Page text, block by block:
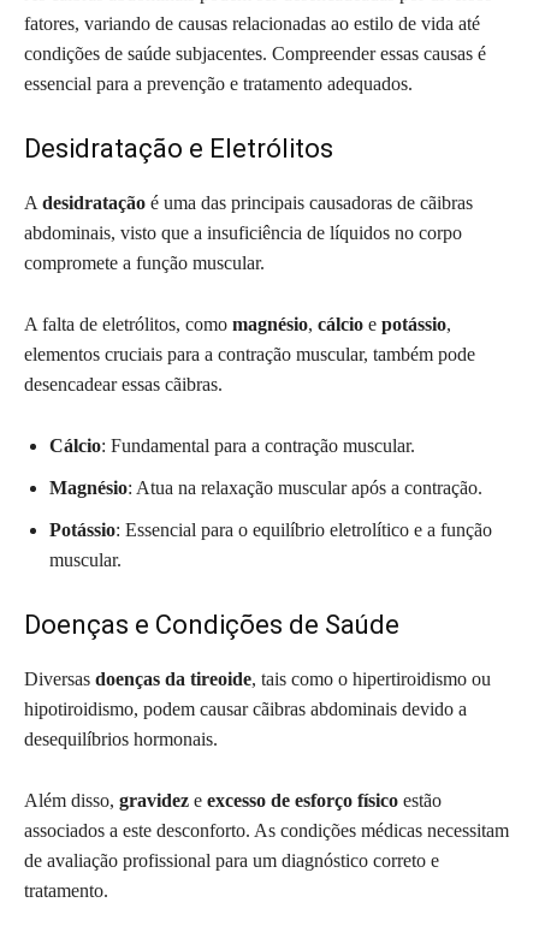
fatores, variando de causas relacionadas ao estilo de vida até
condições de saúde subjacentes. Compreender essas causas é
essencial para a prevenção e tratamento adequados.
Desidratação e Eletrólitos
A desidratação é uma das principais causadoras de cãibras
abdominais, visto que a insuficiência de líquidos no corpo
compromete a função muscular.
A falta de eletrólitos, como magnésio, cálcio e potássio,
elementos cruciais para a contração muscular, também pode
desencadear essas cãibras.
Cálcio: Fundamental para a contração muscular.
Magnésio: Atua na relaxação muscular após a contração.
Potássio: Essencial para o equilíbrio eletrolítico e a função
muscular.
Doenças e Condições de Saúde
Diversas doenças da tireoide, tais como o hipertiroidismo ou
hipotiroidismo, podem causar cãibras abdominais devido a
desequilíbrios hormonais.
Além disso, gravidez e excesso de esforço físico estão
associados a este desconforto. As condições médicas necessitam
de avaliação profissional para um diagnóstico correto e
tratamento.